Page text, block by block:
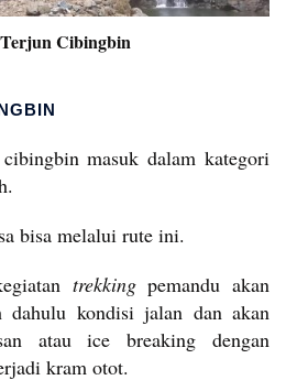
Cibingbin
masuk dalam kategori
bisa melalui rute ini.
trekkingpemandu akan
dahulu kondisi jalan dan akan
atau ice breaking dengan
kram otot.